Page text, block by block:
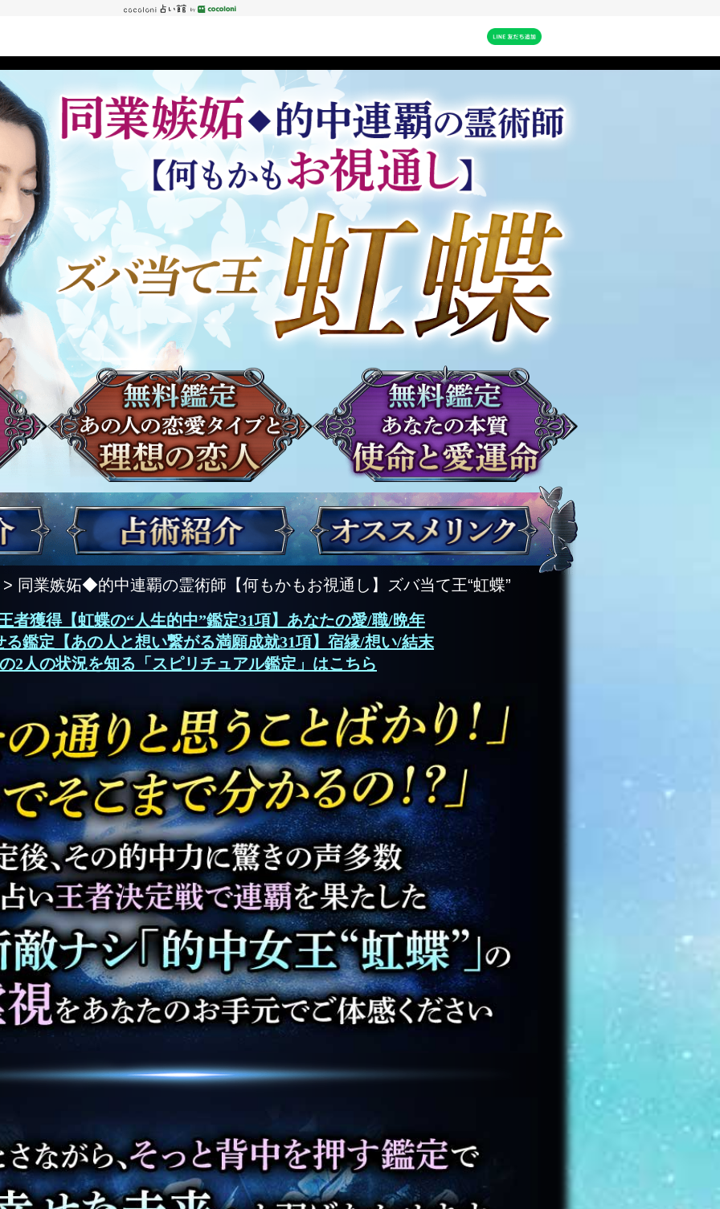
同業嫉妬◆的中連覇の霊術師【何もかもお視通し】ズバ当て王“虹蝶”
者獲得【虹蝶の“人生的中”鑑定31項】あなたの愛/職/晩年
る鑑定【あの人と想い繋がる満願成就31項】宿縁/想い/結末
2人の状況を知る「スピリチュアル鑑定」はこちら